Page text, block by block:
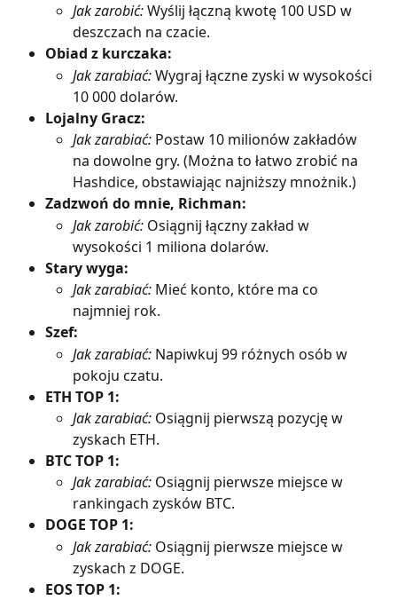
Jak zarobić: Wyślij łączną kwotę 100 USD w
deszczach na czacie.
Obiad z kurczaka:
Jak zarabiać: Wygraj łączne zyski w wysokości
10 000 dolarów.
Lojalny Gracz:
Jak zarabiać: Postaw 10 milionów zakładów
na dowolne gry. (Można to łatwo zrobić na
Hashdice, obstawiając najniższy mnożnik.)
Zadzwoń do mnie, Richman:
Jak zarobić: Osiągnij łączny zakład w
wysokości 1 miliona dolarów.
Stary wyga:
Jak zarabiać: Mieć konto, które ma co
najmniej rok.
Szef:
Jak zarabiać: Napiwkuj 99 różnych osób w
pokoju czatu.
ETH TOP 1:
Jak zarabiać: Osiągnij pierwszą pozycję w
zyskach ETH.
BTC TOP 1:
Jak zarabiać: Osiągnij pierwsze miejsce w
rankingach zysków BTC.
DOGE TOP 1:
Jak zarabiać: Osiągnij pierwsze miejsce w
zyskach z DOGE.
EOS TOP 1: